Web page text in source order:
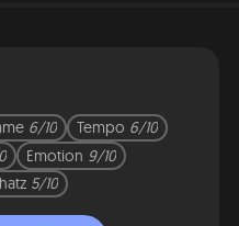
6/10 Tempo 6/10
Emotion 9/10
5/10